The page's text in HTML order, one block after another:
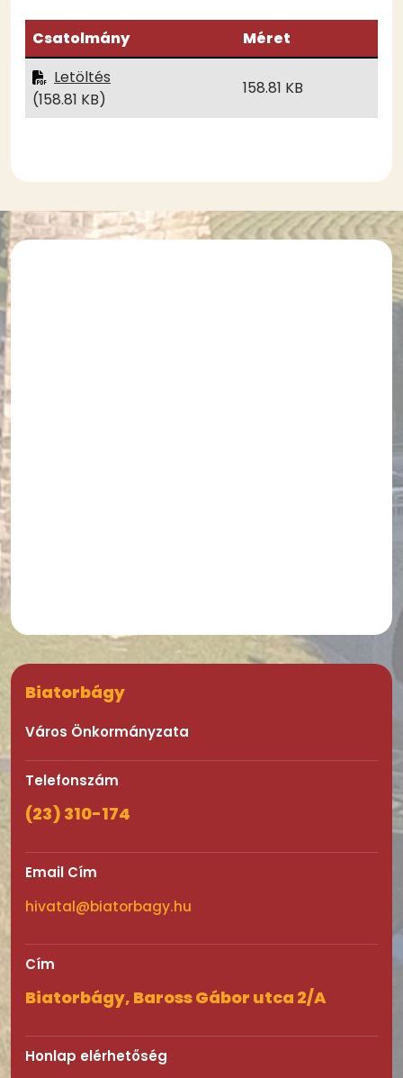
Csatolmány
Méret
Letöltés
(158.81 KB)
158.81 KB
Biatorbágy
Város Önkormányzata
Telefonszám
(23) 310-174
Email Cím
hivatal@biatorbagy.hu
Cím
Biatorbágy, Baross Gábor utca 2/A
Honlap elérhetőség